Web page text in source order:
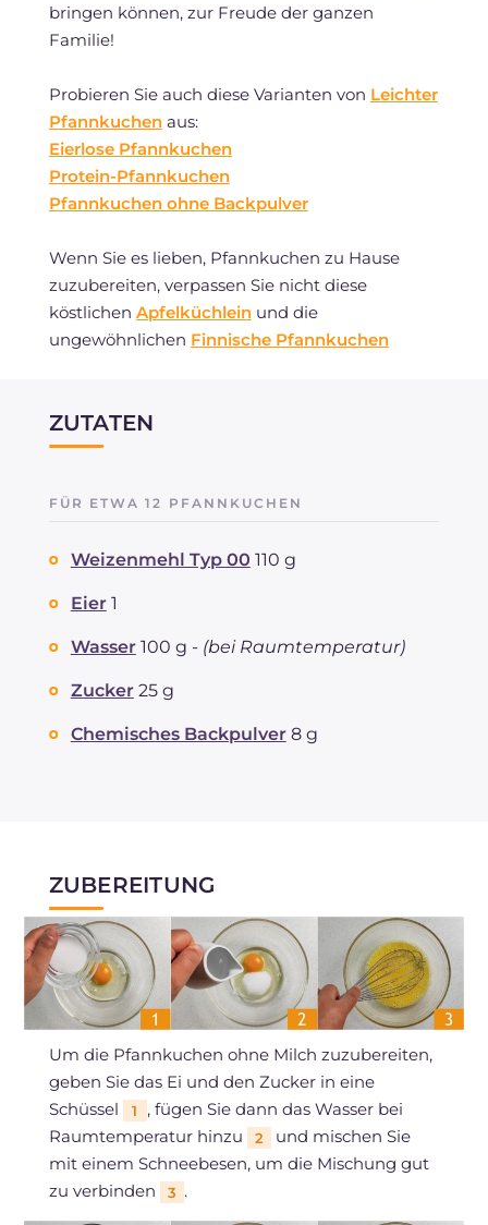
bringen können, zur Freude der ganzen
Familie!
Probieren Sie auch diese Varianten von Leichter
Pfannkuchenaus:
Eierlose Pfannkuchen
Protein-Pfannkuchen
Pfannkuchen ohne Backpulver
Wenn Sie es lieben, Pfannkuchen zu Hause
zuzubereiten, verpassen Sie nicht diese
köstlichen Apfelküchleinund die
ungewöhnlichen Finnische Pfannkuchen
ZUTATEN
FÜR ETWA 12 PFANNKUCHEN
Weizenmehl Typ 00 110 g
Eier 1
Wasser 100 g - (bei Raumtemperatur)
Zucker 25 g
Chemisches Backpulver 8 g
ZUBEREITUNG
Um die Pfannkuchen ohne Milch zuzubereiten,
geben Sie das Ei und den Zucker in eine
Schüssel
1
, fügen Sie dann das Wasser bei
Raumtemperatur hinzu
2
und mischen Sie
mit einem Schneebesen, um die Mischung gut
zu verbinden
3 .